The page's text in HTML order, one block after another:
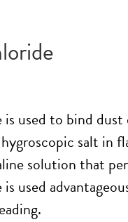
used to bind dust
salt in
solution that
used